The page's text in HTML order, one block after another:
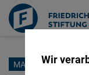
Direkt
MAROKKO
Wir